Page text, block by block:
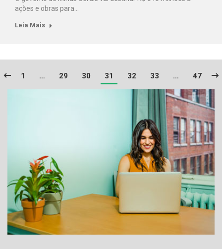
ações e obras para…
Leia Mais
1 … 29 30 31 32 33 … 47